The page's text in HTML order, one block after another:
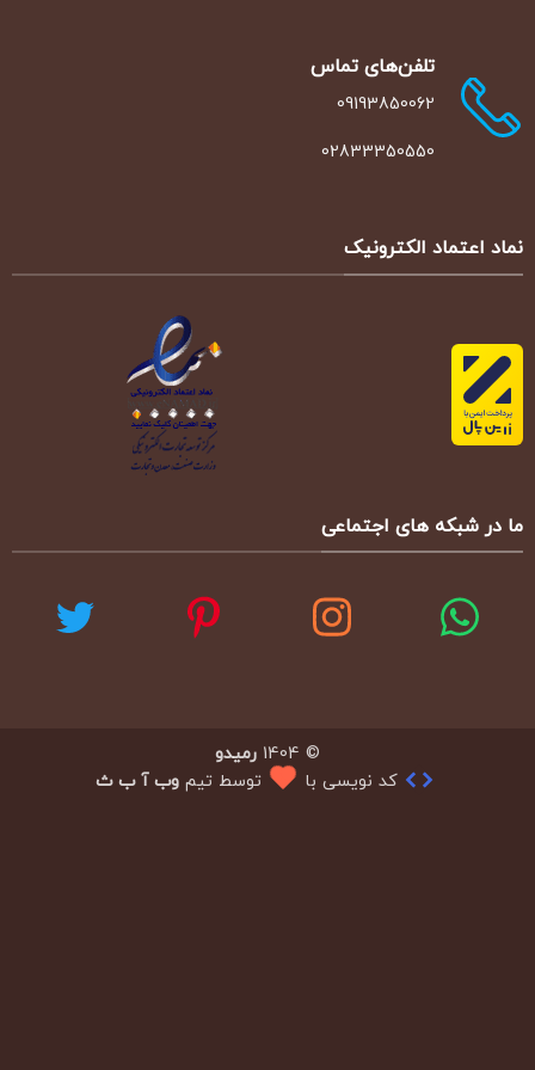
صفحه
انتخاب
شوند
تلفن‌‌های تماس
09193850062
02833350550
نماد اعتماد الکترونیک
ما در شبکه های اجتماعی
© 1404
رمیدو
کد نویسی با
توسط تیم وب آ ب ث